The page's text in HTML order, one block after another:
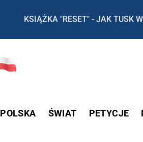
KSIĄŻKA "RESET" - JAK TUSK
POLSKA ŚWIAT PETYCJE